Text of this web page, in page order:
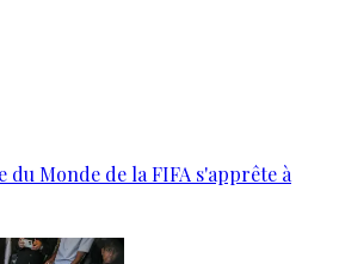
du Monde de la FIFA s'apprête à